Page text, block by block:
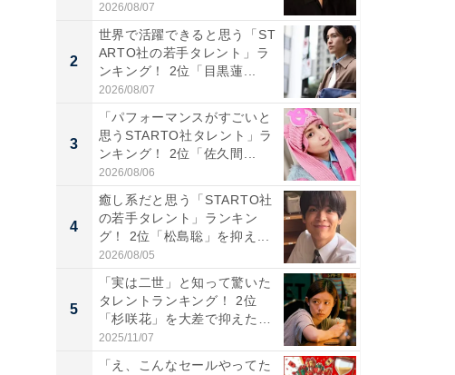
2026/08/07
2
世界で活躍できると思う「ST
ARTO社の若手タレント」ラ
ンキング！ 2位「目黒蓮...
2026/08/07
3
「パフォーマンスがすごいと
思うSTARTO社タレント」ラ
ンキング！ 2位「佐久間...
2026/08/06
4
癒し系だと思う「STARTO社
の若手タレント」ランキン
グ！ 2位「松島聡」を抑え...
2026/08/05
5
「実は二世」と知って驚いた
タレントランキング！ 2位
「杉咲花」を大差で抑えた1
位...
2025/11/07
「え、こんなセールやってた